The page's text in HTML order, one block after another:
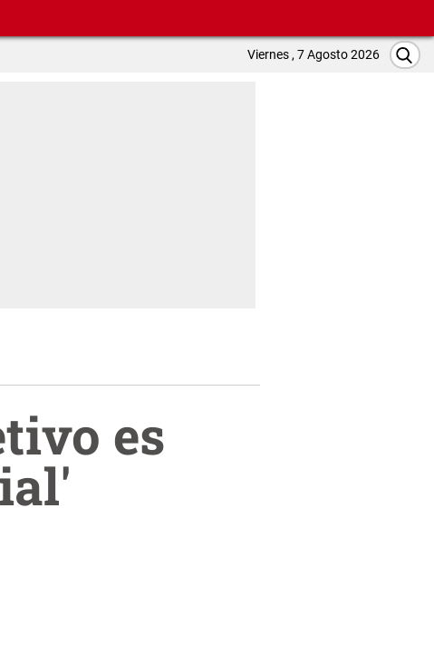
Viernes , 7 Agosto 2026
es